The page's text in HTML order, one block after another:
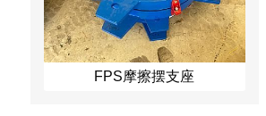
FPS摩擦摆支座